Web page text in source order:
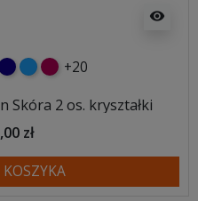
visibility
niebieski
malinowy
+20
Skóra 2 os. kryształki
zł